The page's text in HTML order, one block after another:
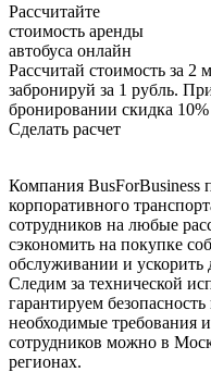
Рассчитайте
стоимость аренды
автобуса онлайн
Рассчитай стоимость за 2
забронируй за 1 рубль.
бронировании скидка 10%
Сделать расчет
Компания BusForBusiness
корпоративного
сотрудников на любые
сэкономить на покупке
обслуживании и ускорить
Следим за технической
гарантируем
необходимые требования
сотрудников можно в
регионах.